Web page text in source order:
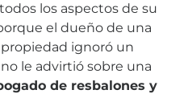
los aspectos de su
el dueño de una
ignoró un
le advirtió sobre una
de resbalones y